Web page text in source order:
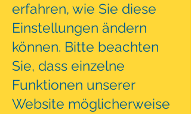
erfahren, wie Sie diese
Einstellungen ändern
können. Bitte beachten
Sie, dass einzelne
Funktionen unserer
Website möglicherweise